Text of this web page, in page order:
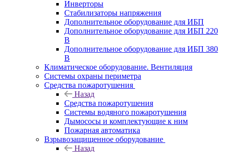
Инверторы
Стабилизаторы напряжения
Дополнительное оборудование для ИБП
Дополнительное оборудование для ИБП 220
В
Дополнительное оборудование для ИБП 380
В
Климатическое оборудование. Вентиляция
Системы охраны периметра
Средства пожаротушения
Назад
Средства пожаротушения
Системы водяного пожаротушения
Дымососы и комплектующие к ним
Пожарная автоматика
Взрывозащищенное оборудование
Назад